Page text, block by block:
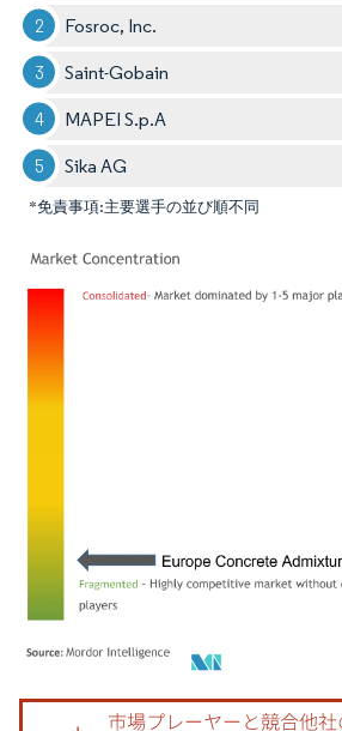
Fosroc, Inc.
Saint-Gobain
MAPEI S.p.A
Sika AG
*免責事項:主要選手の並び順不同
画像 © Mordor Intelligence。再利用にはCC BY